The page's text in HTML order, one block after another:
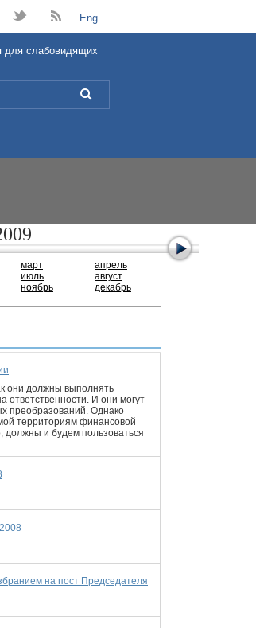
t B Eng
L
для слабовидящих
март
июль
ноябрь
апрель
август
декабрь
они должны выполнять
ответственности. И они могут
преобразований. Однако
территориям финансовой
и будем пользоваться
на пост Председателя